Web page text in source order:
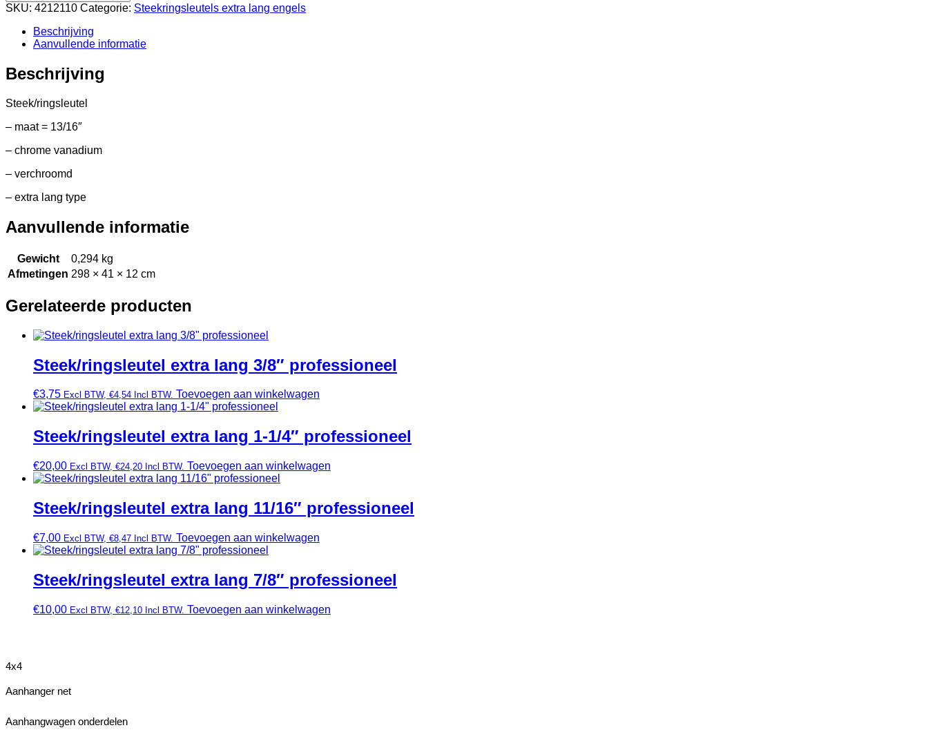
SKU: 4212110 Categorie: Steekringsleutels extra lang engels
Beschrijving
Aanvullende informatie
Beschrijving
Steek/ringsleutel
– maat = 13/16″
– chrome vanadium
– verchroomd
– extra lang type
Aanvullende informatie
Gewicht
0,294 kg
Afmetingen 298 × 41 × 12 cm
Gerelateerde producten
Steek/ringsleutel extra lang 3/8″ professioneel
€3,75 Excl BTW, €4,54 Incl BTW. Toevoegen aan winkelwagen
Steek/ringsleutel extra lang 1-1/4″ professioneel
€20,00 Excl BTW, €24,20 Incl BTW. Toevoegen aan winkelwagen
Steek/ringsleutel extra lang 11/16″ professioneel
€7,00 Excl BTW, €8,47 Incl BTW. Toevoegen aan winkelwagen
Steek/ringsleutel extra lang 7/8″ professioneel
€10,00 Excl BTW, €12,10 Incl BTW. Toevoegen aan winkelwagen
4x4
Aanhanger net
Aanhangwagen onderdelen